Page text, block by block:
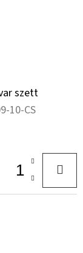
szett
10-CS